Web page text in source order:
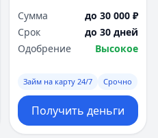
Сумма
до 30 000 ₽
Срок
до 30 дней
Одобрение
Высокое
Займ на карту 24/7 Срочно
Получить деньги